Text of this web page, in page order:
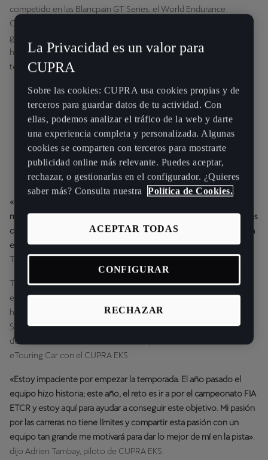
competido en las Blancpain GT Series, el World Endurance
Championship de la FIA y el Campeonato IMSA SportsCar, ha
ganado el 24 Hours of Spa (2018) y el Daytona 24 Hours (2022), y
ha quedado segundo en LMP2 en el 24 Hours of Le Mans (2021) y
tercero en la Petit Le Mans (2019).
«Estoy muy motivado. Creo que va a ser una gran experiencia para
mí, ya que el campeonato ETCR de la FIA es un paso adelante en las
carreras eléctricas. Es un orgullo haberme unido a CUPRA EKS para
esta aventura. Estamos muy decididos y el objetivo es ganar»,dijo
Tom Blomqvist, piloto del CUPRA EKS.
Tras iniciar su carrera automovilística en Alemania, Tambay, nacido
en París e hijo del ganador de carreras de Fórmula 1 Patrick Tambay,
ha corrido en la Fórmula 3 Euroseries, Auto GP, GP3 (ganando en
Spa-Francorchamps) y en el DTM. Al igual que Blomqvist, el piloto
de 31 años debutará este año en la Copa del Mundo FIA ETCR
eTouring Car con el CUPRA EKS.
«Estoy impaciente por empezar la temporada. El año pasado el
equipo hizo historia; este año, el reto es ir a por el campeonato FIA
ETCR y estoy aquí para ayudar a conseguir este objetivo. Mi pasión
por las carreras no tiene límites y compartir esta pasión con un
equipo tan grande me motivará para dar lo mejor de mí en la pista»
dijo Adrien Tambay, piloto de CUPRA EKS.
La Privacidad es un valor para
CUPRA
Sobre las cookies: CUPRA usa cookies propias y de
terceros para guardar datos de tu actividad. Con
ellas, podemos analizar el tráfico de la web y darte
una experiencia completa y personalizada. Algunas
cookies se comparten con terceros para mostrarte
publicidad online más relevante. Puedes aceptar,
rechazar, o gestionarlas en el configurador. ¿Quieres
saber más? Consulta nuestra
Política de Cookies.
RECHAZAR
ACEPTAR TODAS
CONFIGURAR